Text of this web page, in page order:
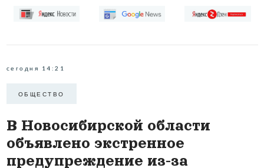
сегодня 14:21
ОБЩЕСТВО
В Новосибирской области
объявлено экстренное
предупреждение из-за